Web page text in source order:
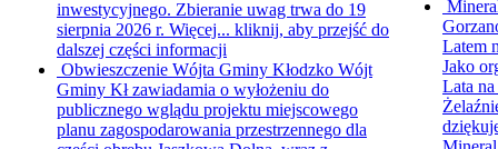
inwestycyjnego. Zbieranie uwag trwa do 19
sierpnia 2026 r. Więcej... kliknij, aby przejść do
dalszej części informacji
Obwieszczenie Wójta Gminy Kłodzko Wójt
Gminy Kł zawiadamia o wyłożeniu do
publicznego wglądu projektu miejscowego
planu zagospodarowania przestrzennego dla
Latem
Jako
Lata